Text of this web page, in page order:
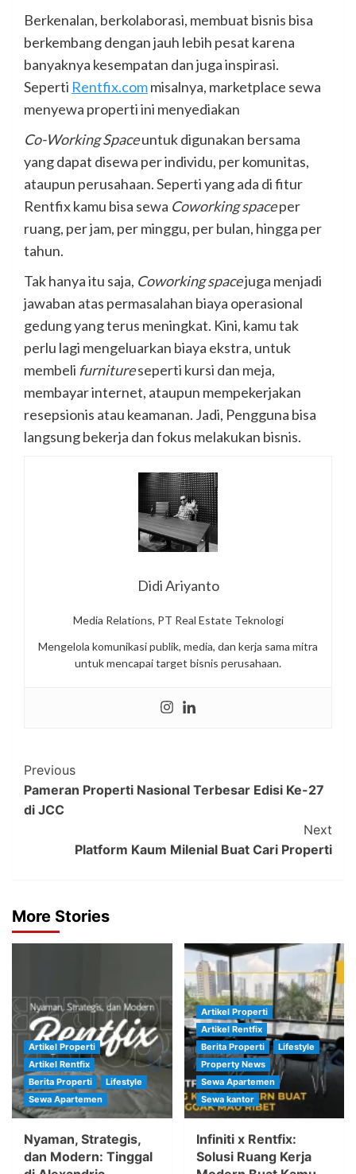
Berkenalan, berkolaborasi, membuat bisnis bisa
berkembang dengan jauh lebih pesat karena
banyaknya kesempatan dan juga inspirasi.
Seperti Rentfix.commisalnya, marketplace sewa
menyewa properti ini menyediakan
Co-Working Spaceuntuk digunakan bersama
yang dapat disewa per individu, per komunitas,
ataupun perusahaan. Seperti yang ada di fitur
Rentfix kamu bisa sewa Coworking spaceper
ruang, per jam, per minggu, per bulan, hingga per
tahun.
Tak hanya itu saja, Coworking spacejuga menjadi
jawaban atas permasalahan biaya operasional
gedung yang terus meningkat. Kini, kamu tak
perlu lagi mengeluarkan biaya ekstra, untuk
membeli furnitureseperti kursi dan meja,
membayar internet, ataupun mempekerjakan
resepsionis atau keamanan. Jadi, Pengguna bisa
langsung bekerja dan fokus melakukan bisnis.
Didi Ariyanto
Media Relations, PT Real Estate Teknologi
Mengelola komunikasi publik, media, dan kerja sama mitra
untuk mencapai target bisnis perusahaan.
Post
Navigation
Previous
Pameran Properti Nasional Terbesar Edisi Ke-27
di JCC
Next
Platform Kaum Milenial Buat Cari Properti
More Stories
Artikel Properti
Artikel Rentfix
Berita Properti
Lifestyle
Sewa Apartemen
Nyaman, Strategis,
dan Modern: Tinggal
Artikel Properti
Artikel Rentfix
Berita Properti
Lifestyle
Property News
Sewa Apartemen
Sewa kantor
Infiniti x Rentfix:
Solusi Ruang Kerja